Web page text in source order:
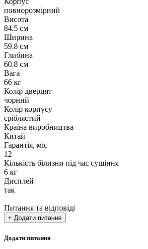
повнорозмірний
Висота
84.5 см
Ширина
59.8 см
Глибина
60.8 см
Вага
66 кг
Колір дверцят
чорний
Колір корпусу
сріблястий
Країна виробництва
Китай
Гарантія, міс
12
Кількість білизни під час сушіння
6 кг
Дисплей
так
Питання та відповіді
+ Додати питання
Додати питання